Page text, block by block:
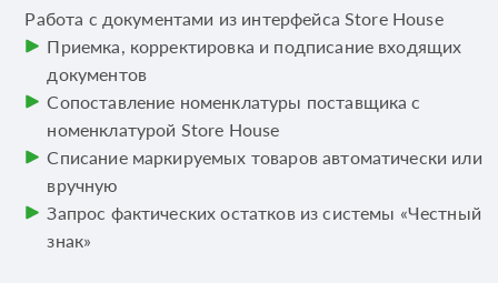
Работа с документами из интерфейса Store House
Приемка, корректировка и подписание входящих
документов
Сопоставление номенклатуры поставщика с
номенклатурой Store House
Списание маркируемых товаров автоматически или
вручную
Запрос фактических остатков из системы «Честный
знак»